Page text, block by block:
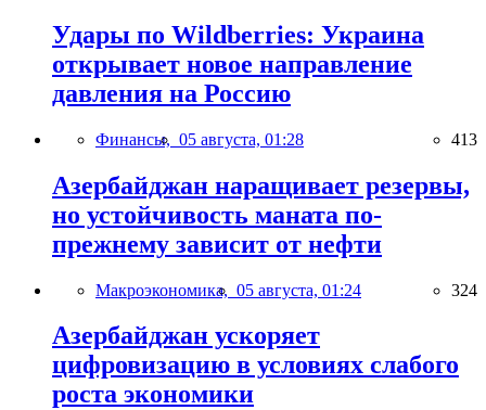
Удары по Wildberries: Украина
открывает новое направление
давления на Россию
Финансы, 05 августа, 01:28 413
Азербайджан наращивает резервы,
но устойчивость маната по-
прежнему зависит от нефти
Макроэкономика, 05 августа, 01:24 324
Азербайджан ускоряет
цифровизацию в условиях слабого
роста экономики